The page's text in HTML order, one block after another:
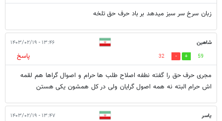
زبان سرخ سر سبز میدهد بر باد حرف حق تلخه
شاهین ۱۳:۴۶ - ۱۴۰۳/۰۲/۱۹
59
32
پاسخ
مجری حرف حق را گفته نطفه اصلاح طلب ها حرام و اصوال گراها هم لقمه
اش حرام البته نه همه اصول گرایان ولی در کل همشون یکی هستن
یاسر ۱۳:۴۷ - ۱۴۰۳/۰۲/۱۹